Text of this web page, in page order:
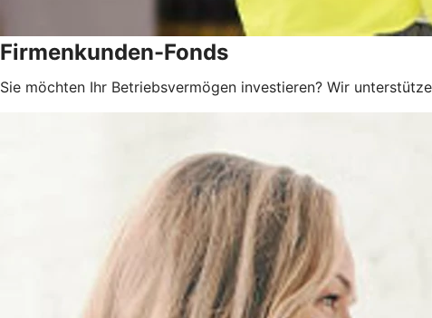
Firmenkunden-Fonds
Sie möchten Ihr Betriebsvermögen investieren? Wir